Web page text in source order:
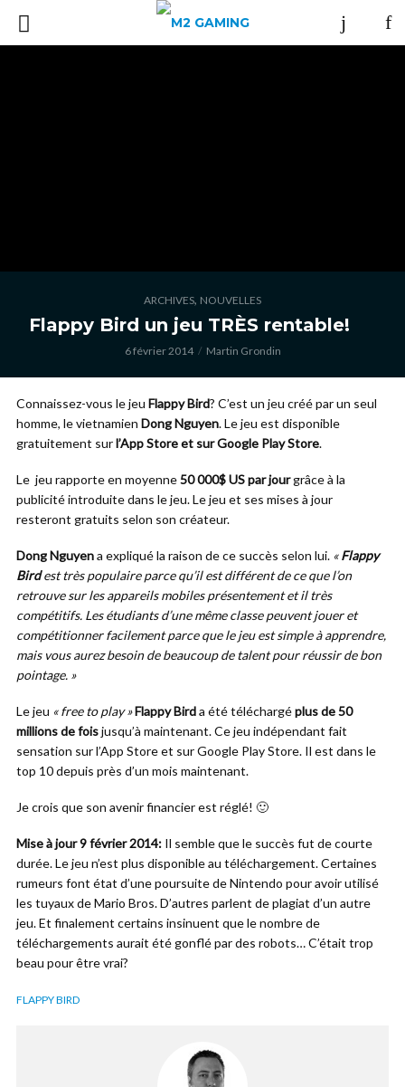
ARCHIVES, NOUVELLES
Flappy Bird un jeu TRÈS rentable!
6 février 2014 Martin Grondin
Connaissez-vous le jeu Flappy Bird? C’est un jeu créé par un seul
homme, le vietnamien Dong Nguyen. Le jeu est disponible
gratuitement surl’App Store et sur Google Play Store.
Le jeu rapporte en moyenne50 000$ US par jourgrâce à la
publicité introduite dans le jeu. Le jeu et ses mises à jour
resteront gratuits selon son créateur.
Dong Nguyena expliqué la raison de ce succès selon lui. «Flappy
Birdest très populaire parce qu’il est différent de ce que l’on
retrouve sur les appareils mobiles présentement et il très
compétitifs. Les étudiants d’une même classe peuvent jouer et
compétitionner facilement parce que le jeu est simple à apprendre,
mais vous aurez besoin de beaucoup de talent pour réussir de bon
pointage. »
Le jeu « free to play »Flappy Birda été téléchargéplus de 50
millions de foisjusqu’à maintenant. Ce jeu indépendant fait
sensation sur l’App Store et sur Google Play Store. Il est dans le
top 10 depuis près d’un mois maintenant.
Je crois que son avenir financier est réglé! 🙂
Mise à jour 9 février 2014: Il semble que le succès fut de courte
durée. Le jeu n’est plus disponible au téléchargement. Certaines
rumeurs font état d’une poursuite de Nintendo pour avoir utilisé
les tuyaux de Mario Bros. D’autres parlent de plagiat d’un autre
jeu. Et finalement certains insinuent que le nombre de
téléchargements aurait été gonflé par des robots… C’était trop
beau pour être vrai?
FLAPPY BIRD